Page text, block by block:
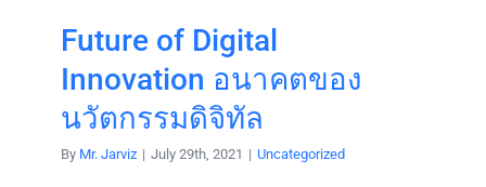
Future of Digital
Innovation อนาคตของ
นวัตกรรมดิจิทัล
By Mr. Jarviz | July 29th, 2021 | Uncategorized